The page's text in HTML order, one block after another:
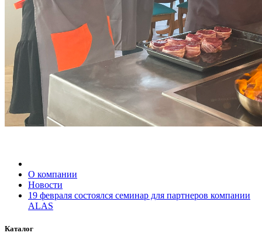
О компании
Новости
19 февраля состоялся семинар для партнеров компании
ALAS
Каталог